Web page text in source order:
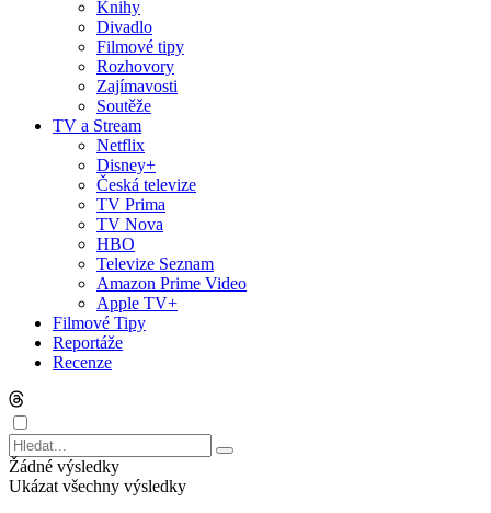
Knihy
Divadlo
Filmové tipy
Rozhovory
Zajímavosti
Soutěže
TV a Stream
Netflix
Disney+
Česká televize
TV Prima
TV Nova
HBO
Televize Seznam
Amazon Prime Video
Apple TV+
Filmové Tipy
Reportáže
Recenze
Žádné výsledky
Ukázat všechny výsledky